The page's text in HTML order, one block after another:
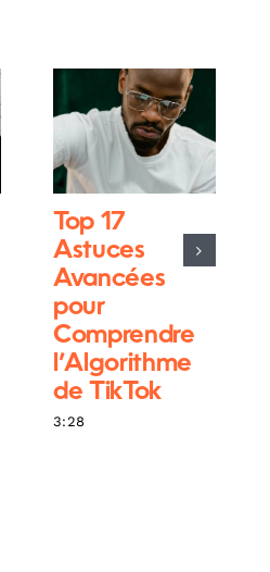
Top 17
Astuces
Avancées
pour
Comprendre
l’Algorithme
de TikTok
3:28